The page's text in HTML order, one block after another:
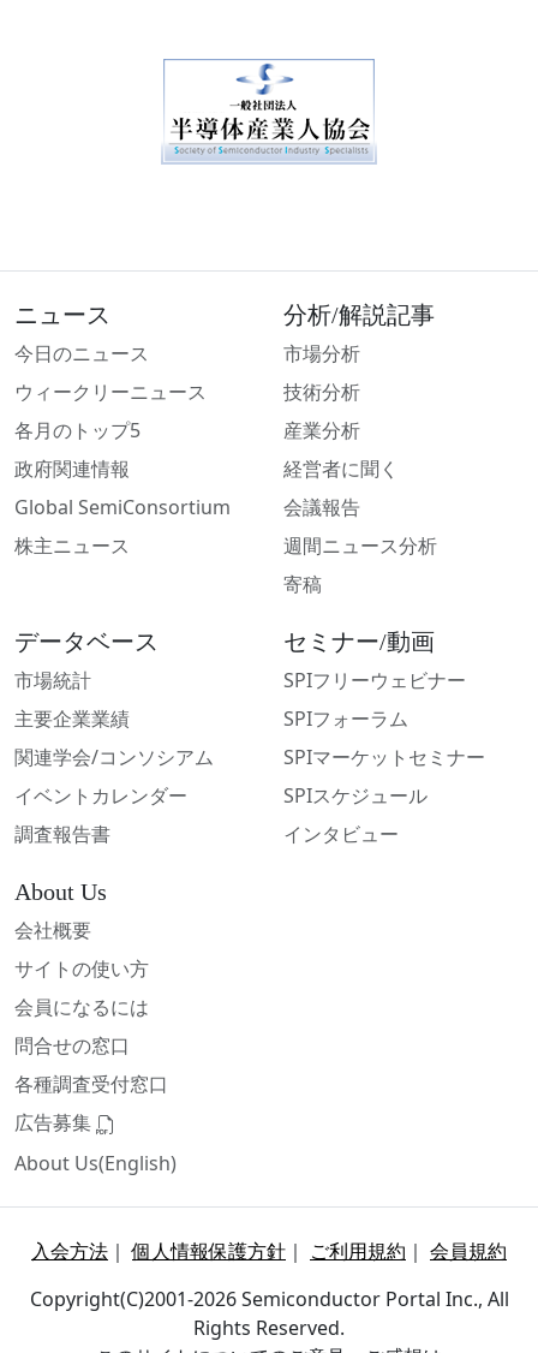
ニュース
今日のニュース
ウィークリーニュース
各月のトップ5
政府関連情報
Global SemiConsortium
株主ニュース
分析/解説記事
市場分析
技術分析
産業分析
経営者に聞く
会議報告
週間ニュース分析
寄稿
データベース
市場統計
主要企業業績
関連学会/コンソシアム
イベントカレンダー
調査報告書
セミナー/動画
SPIフリーウェビナー
SPIフォーラム
SPIマーケットセミナー
SPIスケジュール
インタビュー
About Us
会社概要
サイトの使い方
会員になるには
問合せの窓口
各種調査受付窓口
広告募集
About Us(English)
入会方法 ｜個人情報保護方針 ｜ ご利用規約 ｜ 会員規約
Copyright(C)2001-2026 Semiconductor Portal Inc., All
Rights Reserved.